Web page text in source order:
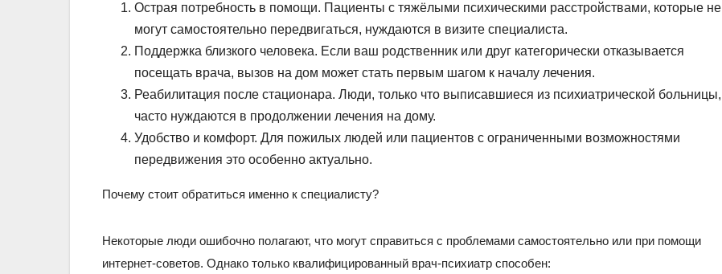
Острая потребность в помощи. Пациенты с тяжёлыми психическими расстройствами, которые не
могут самостоятельно передвигаться, нуждаются в визите специалиста.
Поддержка близкого человека. Если ваш родственник или друг категорически отказывается
посещать врача, вызов на дом может стать первым шагом к началу лечения.
Реабилитация после стационара. Люди, только что выписавшиеся из психиатрической больницы,
часто нуждаются в продолжении лечения на дому.
Удобство и комфорт. Для пожилых людей или пациентов с ограниченными возможностями
передвижения это особенно актуально.
Почему стоит обратиться именно к специалисту?
Некоторые люди ошибочно полагают, что могут справиться с проблемами самостоятельно или при помощи
интернет-советов. Однако только квалифицированный врач-психиатр способен: